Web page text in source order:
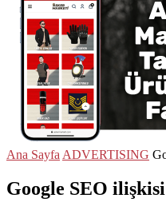
Ana Sayfa ADVERTISING
Google SEO ilişkisi